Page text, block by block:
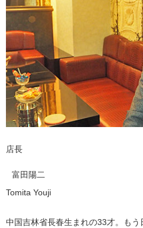
店長
富田陽二
Tomita Youji
中国吉林省長春生まれの33才。もう